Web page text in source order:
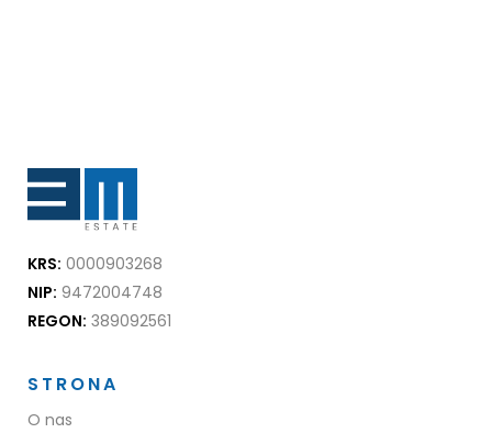
KRS: 0000903268
NIP: 9472004748
REGON: 389092561
STRONA
O nas